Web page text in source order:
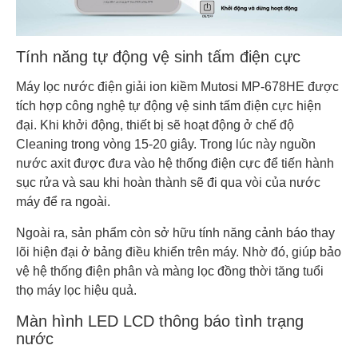
Tính năng tự động vệ sinh tấm điện cực
Máy lọc nước điện giải ion kiềm Mutosi MP-678HE được
tích hợp công nghệ tự động vệ sinh tấm điện cực hiện
đại. Khi khởi động, thiết bị sẽ hoạt động ở chế độ
Cleaning trong vòng 15-20 giây. Trong lúc này nguồn
nước axit được đưa vào hệ thống điện cực để tiến hành
sục rửa và sau khi hoàn thành sẽ đi qua vòi của nước
máy để ra ngoài.
Ngoài ra, sản phẩm còn sở hữu tính năng cảnh báo thay
lõi hiện đại ở bảng điều khiển trên máy. Nhờ đó, giúp bảo
vệ hệ thống điện phân và màng lọc đồng thời tăng tuổi
thọ máy lọc hiệu quả.
Màn hình LED LCD thông báo tình trạng
nước